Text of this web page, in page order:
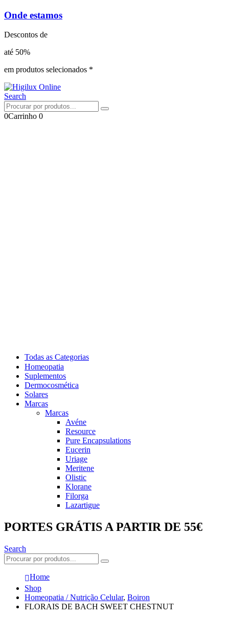
Onde estamos
Descontos de
até 50%
em produtos selecionados *
Search
0Carrinho 0
Todas as Categorias
Homeopatia
Suplementos
Dermocosmética
Solares
Marcas
Marcas
Avéne
Resource
Pure Encapsulations
Eucerin
Uriage
Meritene
Olistic
Klorane
Filorga
Lazartigue
PORTES GRÁTIS A PARTIR DE 55€
Search
Home
Shop
Homeopatia / Nutrição Celular, Boiron
FLORAIS DE BACH SWEET CHESTNUT